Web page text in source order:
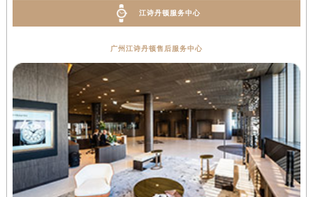
江诗丹顿服务中心
广州江诗丹顿售后服务中心